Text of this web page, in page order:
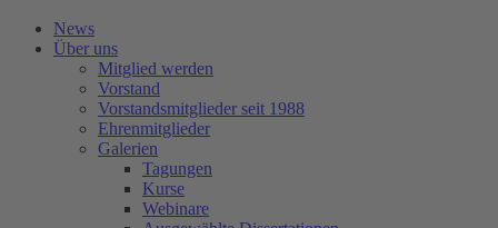
News
Über uns
Mitglied werden
Vorstand
Vorstandsmitglieder seit 1988
Ehrenmitglieder
Galerien
Tagungen
Kurse
Webinare